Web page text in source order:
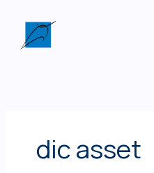
Inhalt
springen
dic asset